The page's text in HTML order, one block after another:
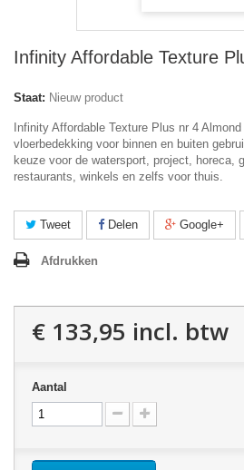
Infinity Affordable Texture
Staat: Nieuw product
Infinity Affordable Texture Plus nr 4
vloerbedekking voor binnen en buiten
keuze voor de watersport, project, horeca,
restaurants, winkels en zelfs voor thuis.
Tweet Delen Google+
Afdrukken
€ 133,95 incl. btw
Aantal